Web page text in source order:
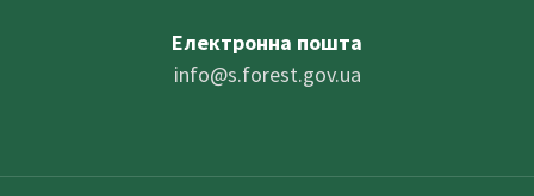
Електронна пошта
info@s.forest.gov.ua